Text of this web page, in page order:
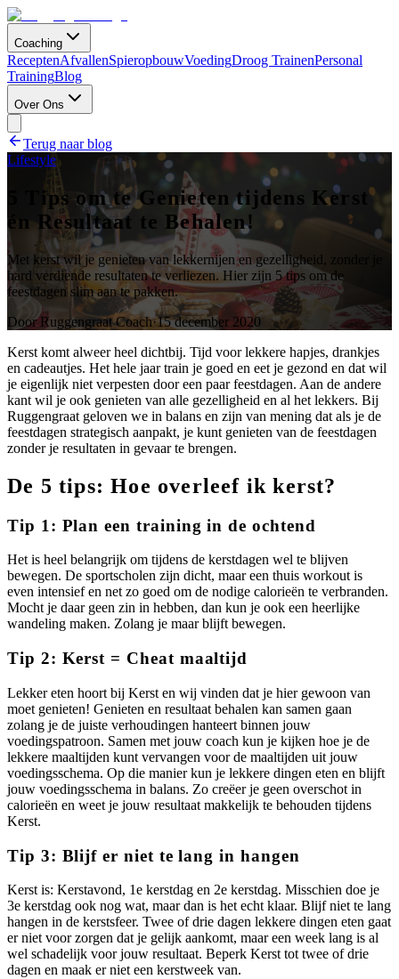
Coaching
ReceptenAfvallenSpieropbouwVoedingDroog TrainenPersonal
TrainingBlog
Over Ons
Terug naar blog
Lifestyle
5 Tips om te Genieten tijdens Kerst
én Resultaat te Behalen!
Met kerst wil je genieten van lekkernijen en gezelligheid, zonder je
hard verdiende resultaten te verliezen. Hier zijn 5 tips om de
feestdagen slim aan te pakken.
DoorRuggengraat Coach·15 december 2020
Kerst komt alweer heel dichtbij. Tijd voor lekkere hapjes, drankjes
en cadeautjes. Het hele jaar train je goed en eet je gezond en dat wil
je eigenlijk niet verpesten door een paar feestdagen. Aan de andere
kant wil je ook genieten van alle gezelligheid en al het lekkers. Bij
Ruggengraat geloven we in balans en zijn van mening dat als je de
feestdagen strategisch aanpakt, je kunt genieten van de feestdagen
zonder je resultaten in gevaar te brengen.
De 5 tips: Hoe overleef ik kerst?
Tip 1: Plan een training in de ochtend
Het is heel belangrijk om tijdens de kerstdagen wel te blijven
bewegen. De sportscholen zijn dicht, maar een thuis workout is
even intensief en net zo goed om de nodige calorieën te verbranden.
Mocht je daar geen zin in hebben, dan kun je ook een heerlijke
wandeling maken. Zolang je maar blijft bewegen.
Tip 2: Kerst = Cheat maaltijd
Lekker eten hoort bij Kerst en wij vinden dat je hier gewoon van
moet genieten! Genieten en resultaat behalen kan samen gaan
zolang je de juiste verhoudingen hanteert binnen jouw
voedingspatroon. Samen met jouw coach kun je kijken hoe je de
lekkere maaltijden kunt vervangen voor de maaltijden uit jouw
voedingsschema. Op die manier kun je lekkere dingen eten en blijft
jouw voedingsschema in balans. Zo creëer je geen overschot in
calorieën en weet je jouw resultaat makkelijk te behouden tijdens
Kerst.
Tip 3: Blijf er niet te lang in hangen
Kerst is: Kerstavond, 1e kerstdag en 2e kerstdag. Misschien doe je
3e kerstdag ook nog wat, maar dan is het echt klaar. Blijf niet te lang
hangen in de kerstsfeer. Twee of drie dagen lekkere dingen eten gaat
er niet voor zorgen dat je gelijk aankomt, maar een week lang is al
wel schadelijk voor jouw resultaat. Beperk Kerst tot twee of drie
dagen en maak er niet een kerstweek van.